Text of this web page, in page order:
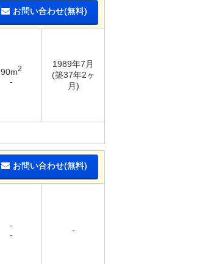
お問い合わせ(無料)
90m2
-
1989年7月
(築37年2ヶ
月)
お問い合わせ(無料)
-
-
-